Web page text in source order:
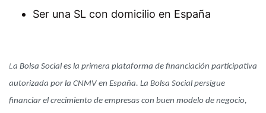
Ser una SL con domicilio en España
La Bolsa Social es la primera plataforma de financiación participativa
autorizada por la CNMV en España. La Bolsa Social persigue
financiar el crecimiento de empresas con buen modelo de negocio,